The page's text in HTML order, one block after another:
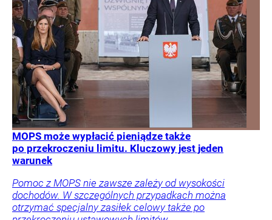
MOPS może wypłacić pieniądze także
po przekroczeniu limitu. Kluczowy jest jeden
warunek
Pomoc z MOPS nie zawsze zależy od wysokości
dochodów. W szczególnych przypadkach można
otrzymać specjalny zasiłek celowy także po